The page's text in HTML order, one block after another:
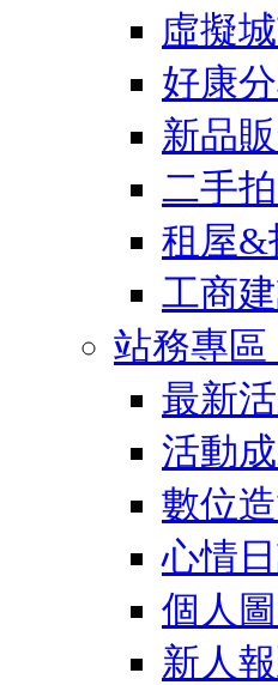
虛擬
好康
新品
二手
租屋&
工商
站務專區
最新
活動
數位
心情
個人
新人